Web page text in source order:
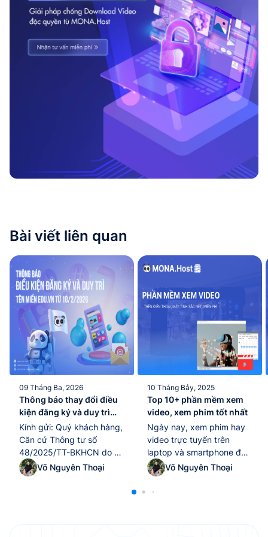
Bài viết liên quan
09 Tháng Ba, 2026
Thông báo thay đổi điều
kiện đăng ký và duy trì
tên miền “.edu.vn” kể từ
ngày 10/02/2026
Kính gửi: Quý khách hàng,
Căn cứ Thông tư số
48/2025/TT-BKHCN do Bộ
Khoa học và Công nghệ
ban hành ngày
dụng tài nguyên Internet
Võ Nguyên Thoại
10 Tháng Bảy, 2025
Top 10+ phần mềm xem
video, xem phim tốt nhất
Ngày nay, xem phim hay
video trực tuyến trên
laptop và smartphone đã
trở thành thói quen giải trí
quen thuộc của nhiều
người. Tuy nhiên, để tận
lựa chọn một phần mềm
Võ Nguyên Thoại